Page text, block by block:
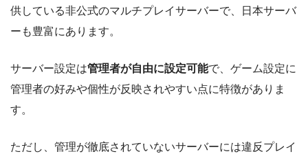
供している非公式のマルチプレイサーバーで、日本サーバ
ーも豊富にあります。
サーバー設定は管理者が自由に設定可能で、ゲーム設定に
管理者の好みや個性が反映されやすい点に特徴がありま
す。
ただし、管理が徹底されていないサーバーには違反プレイ